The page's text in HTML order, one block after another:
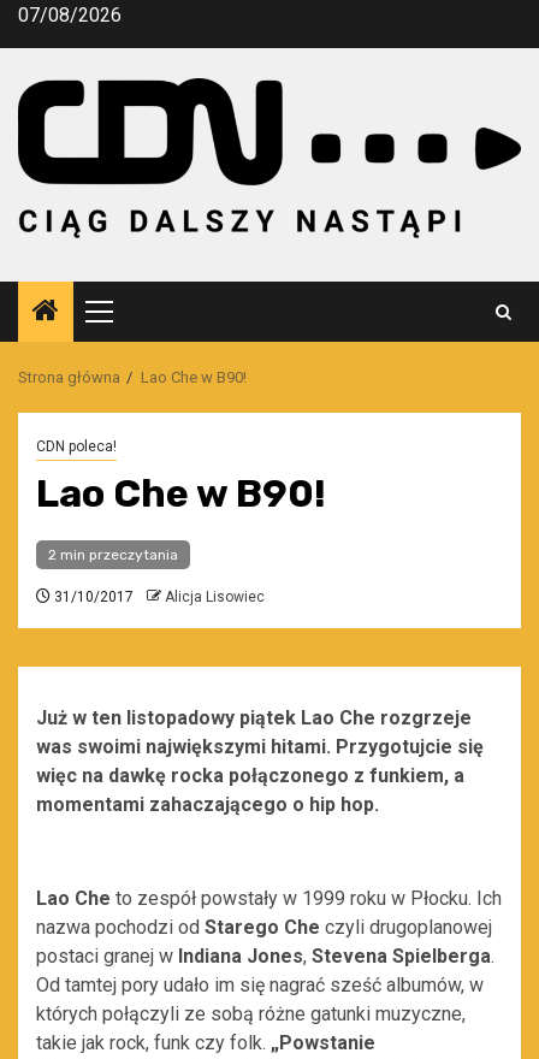
Przejdź
07/08/2026
Menu
główne
Strona główna Lao Che w B90!
CDN poleca!
Lao Che w B90!
2 min przeczytania
31/10/2017 Alicja Lisowiec
Już w ten listopadowy piątek Lao Che rozgrzeje
was swoimi największymi hitami. Przygotujcie się
więc na dawkę rocka połączonego z funkiem, a
momentami zahaczającego o hip hop.
Lao Che to zespół powstały w 1999 roku w Płocku. Ich
nazwa pochodzi od Starego Che czyli drugoplanowej
postaci granej w Indiana Jones, Stevena Spielberga.
Od tamtej pory udało im się nagrać sześć albumów, w
których połączyli ze sobą różne gatunki muzyczne,
takie jak rock, funk czy folk. „Powstanie